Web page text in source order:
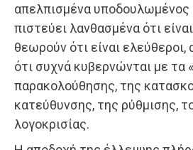
απελπισμένα υποδουλωμένος
πιστεύει λανθασμένα ότι
θεωρούν ότι είναι ελεύθεροι,
ότι συχνά κυβερνώνται με τα
παρακολούθησης, της
κατεύθυνσης, της ρύθμισης,
λογοκρισίας.